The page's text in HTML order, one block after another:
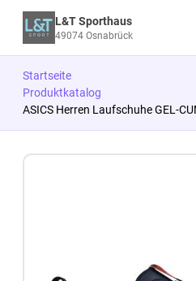
L&T Sporthaus
49074 Osnabrück
Startseite
Produktkatalog
ASICS Herren Laufschuhe GEL-